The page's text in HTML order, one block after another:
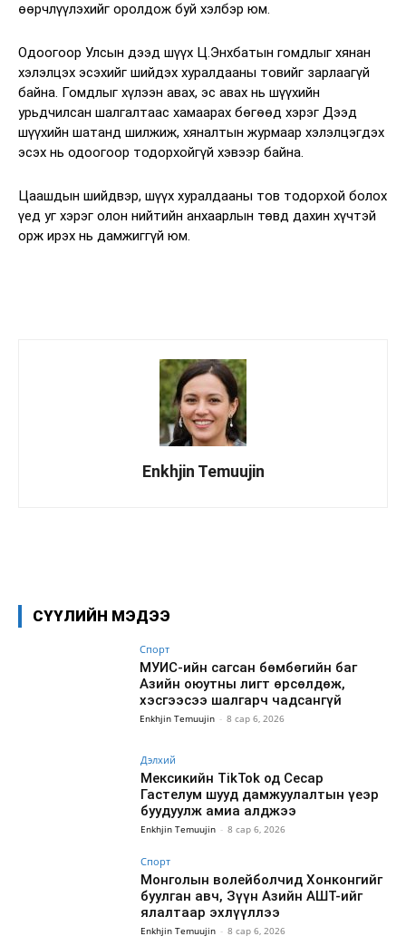
өөрчлүүлэхийг оролдож буй хэлбэр юм.
Одоогоор Улсын дээд шүүх Ц.Энхбатын гомдлыг хянан
хэлэлцэх эсэхийг шийдэх хуралдааны товийг зарлаагүй
байна. Гомдлыг хүлээн авах, эс авах нь шүүхийн
урьдчилсан шалгалтаас хамаарах бөгөөд хэрэг Дээд
шүүхийн шатанд шилжиж, хяналтын журмаар хэлэлцэгдэх
эсэх нь одоогоор тодорхойгүй хэвээр байна.
Цаашдын шийдвэр, шүүх хуралдааны тов тодорхой болох
үед уг хэрэг олон нийтийн анхаарлын төвд дахин хүчтэй
орж ирэх нь дамжиггүй юм.
Enkhjin Temuujin
СҮҮЛИЙН МЭДЭЭ
Спорт
МУИС-ийн сагсан бөмбөгийн баг
Азийн оюутны лигт өрсөлдөж,
хэсгээсээ шалгарч чадсангүй
Enkhjin Temuujin - 8 сар 6, 2026
Дэлхий
Мексикийн TikTok од Сесар
Гастелум шууд дамжуулалтын үеэр
буудуулж амиа алджээ
Enkhjin Temuujin - 8 сар 6, 2026
Спорт
Монголын волейболчид Хонконгийг
буулган авч, Зүүн Азийн АШТ-ийг
ялалтаар эхлүүллээ
Enkhjin Temuujin - 8 сар 6, 2026